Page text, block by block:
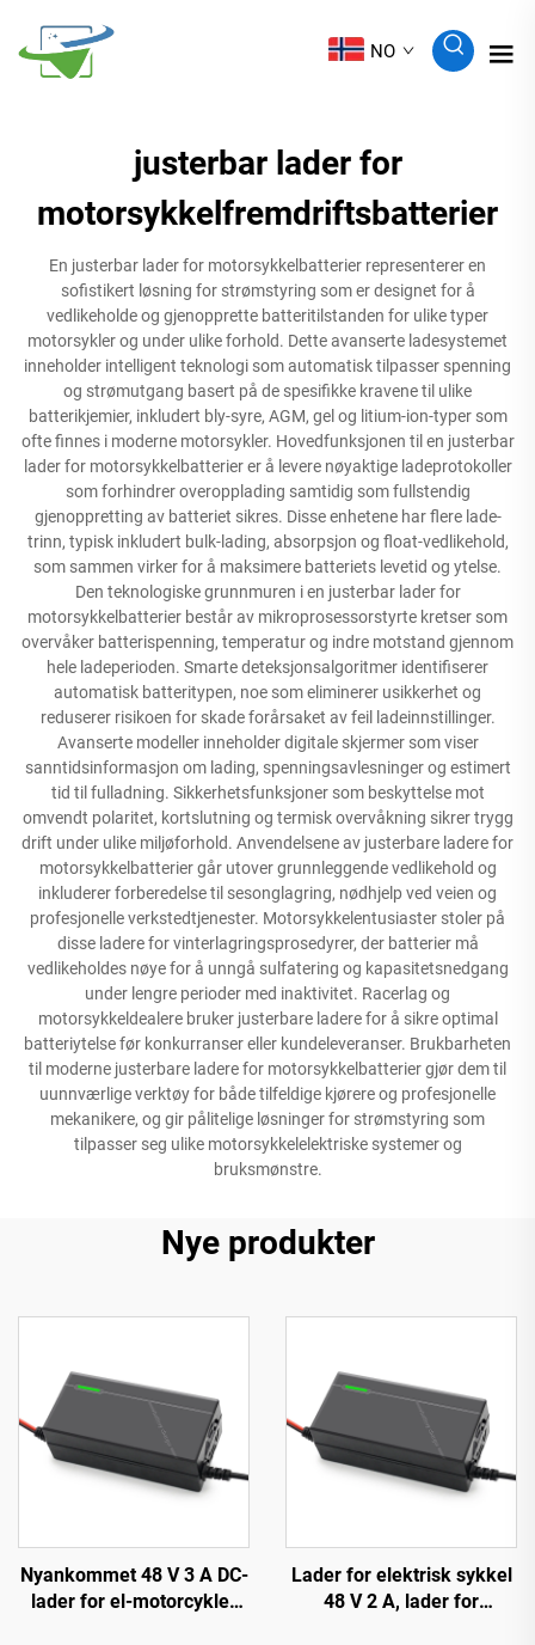
NO
justerbar lader for
motorsykkelfremdriftsbatterier
En justerbar lader for motorsykkelbatterier representerer en
sofistikert løsning for strømstyring som er designet for å
vedlikeholde og gjenopprette batteritilstanden for ulike typer
motorsykler og under ulike forhold. Dette avanserte ladesystemet
inneholder intelligent teknologi som automatisk tilpasser spenning
og strømutgang basert på de spesifikke kravene til ulike
batterikjemier, inkludert bly-syre, AGM, gel og litium-ion-typer som
ofte finnes i moderne motorsykler. Hovedfunksjonen til en justerbar
lader for motorsykkelbatterier er å levere nøyaktige ladeprotokoller
som forhindrer overopplading samtidig som fullstendig
gjenoppretting av batteriet sikres. Disse enhetene har flere lade-
trinn, typisk inkludert bulk-lading, absorpsjon og float-vedlikehold,
som sammen virker for å maksimere batteriets levetid og ytelse.
Den teknologiske grunnmuren i en justerbar lader for
motorsykkelbatterier består av mikroprosessorstyrte kretser som
overvåker batterispenning, temperatur og indre motstand gjennom
hele ladeperioden. Smarte deteksjonsalgoritmer identifiserer
automatisk batteritypen, noe som eliminerer usikkerhet og
reduserer risikoen for skade forårsaket av feil ladeinnstillinger.
Avanserte modeller inneholder digitale skjermer som viser
sanntidsinformasjon om lading, spenningsavlesninger og estimert
tid til fulladning. Sikkerhetsfunksjoner som beskyttelse mot
omvendt polaritet, kortslutning og termisk overvåkning sikrer trygg
drift under ulike miljøforhold. Anvendelsene av justerbare ladere for
motorsykkelbatterier går utover grunnleggende vedlikehold og
inkluderer forberedelse til sesonglagring, nødhjelp ved veien og
profesjonelle verkstedtjenester. Motorsykkelentusiaster stoler på
disse ladere for vinterlagringsprosedyrer, der batterier må
vedlikeholdes nøye for å unngå sulfatering og kapasitetsnedgang
under lengre perioder med inaktivitet. Racerlag og
motorsykkeldealere bruker justerbare ladere for å sikre optimal
batteriytelse før konkurranser eller kundeleveranser. Brukbarheten
til moderne justerbare ladere for motorsykkelbatterier gjør dem til
uunnværlige verktøy for både tilfeldige kjørere og profesjonelle
mekanikere, og gir pålitelige løsninger for strømstyring som
tilpasser seg ulike motorsykkelelektriske systemer og
bruksmønstre.
Nye produkter
Nyankommet 48 V 3 A DC-
lader for el-motorcykler
Lader for elektrisk sykkel
48 V 2 A, lader for